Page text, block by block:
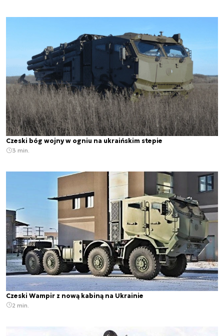
Czeski bóg wojny w ogniu na ukraińskim stepie
3 min.
Czeski Wampir z nową kabiną na Ukrainie
2 min.